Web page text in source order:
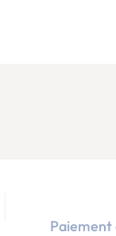
Paiement